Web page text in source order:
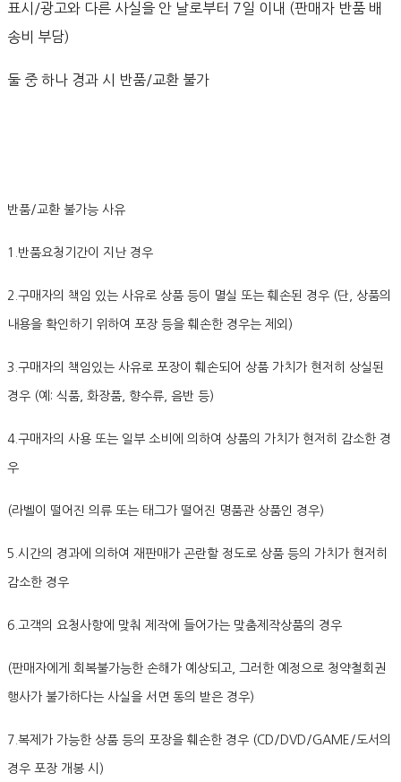
표시/광고와 다른 사실을 안 날로부터 7일 이내 (판매자 반품 배
송비 부담)
둘 중 하나 경과 시 반품/교환 불가
반품/교환 불가능 사유
1.반품요청기간이 지난 경우
2.구매자의 책임 있는 사유로 상품 등이 멸실 또는 훼손된 경우 (단, 상품의
내용을 확인하기 위하여 포장 등을 훼손한 경우는 제외)
3.구매자의 책임있는 사유로 포장이 훼손되어 상품 가치가 현저히 상실된
경우 (예: 식품, 화장품, 향수류, 음반 등)
4.구매자의 사용 또는 일부 소비에 의하여 상품의 가치가 현저히 감소한 경
우
(라벨이 떨어진 의류 또는 태그가 떨어진 명품관 상품인 경우)
5.시간의 경과에 의하여 재판매가 곤란할 정도로 상품 등의 가치가 현저히
감소한 경우
6.고객의 요청사항에 맞춰 제작에 들어가는 맞춤제작상품의 경우
(판매자에게 회복불가능한 손해가 예상되고, 그러한 예정으로 청약철회권
행사가 불가하다는 사실을 서면 동의 받은 경우)
7.복제가 가능한 상품 등의 포장을 훼손한 경우 (CD/DVD/GAME/도서의
경우 포장 개봉 시)